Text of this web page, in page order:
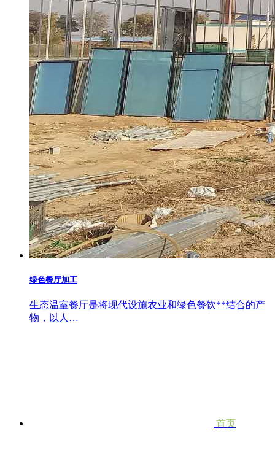
绿色餐厅加工
生态温室餐厅是将现代设施农业和绿色餐饮**结合的产
物，以人…
首页